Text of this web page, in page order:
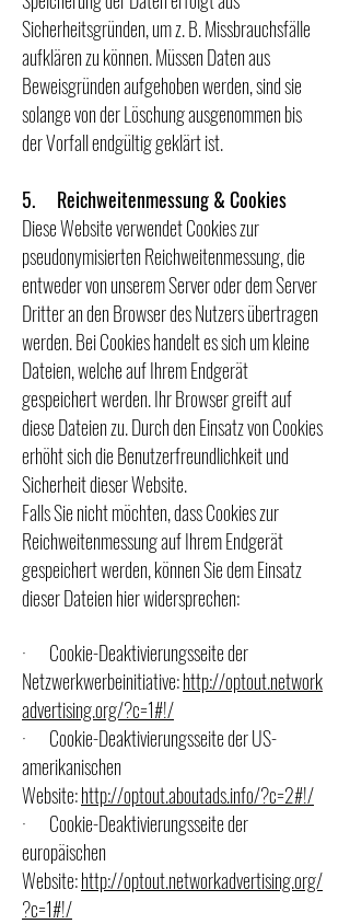
Sicherheitsgründen, um z. B. Missbrauchsfälle
aufklären zu können. Müssen Daten aus
Beweisgründen aufgehoben werden, sind sie
solange von der Löschung ausgenommen bis
der Vorfall endgültig geklärt ist.
5. Reichweitenmessung & Cookies
Diese Website verwendet Cookies zur
pseudonymisierten Reichweitenmessung, die
entweder von unserem Server oder dem Server
Dritter an den Browser des Nutzers übertragen
werden. Bei Cookies handelt es sich um kleine
Dateien, welche auf Ihrem Endgerät
gespeichert werden. Ihr Browser greift auf
diese Dateien zu. Durch den Einsatz von Cookies
erhöht sich die Benutzerfreundlichkeit und
Sicherheit dieser Website.
Falls Sie nicht möchten, dass Cookies zur
Reichweitenmessung auf Ihrem Endgerät
gespeichert werden, können Sie dem Einsatz
dieser Dateien hier widersprechen:
· Cookie-Deaktivierungsseite der
Netzwerkwerbeinitiative:http://optout.network
advertising.org/?c=1#!/
· Cookie-Deaktivierungsseite der US-
amerikanischen
Website:http://optout.aboutads.info/?c=2#!/
· Cookie-Deaktivierungsseite der
europäischen
Website:http://optout.networkadvertising.org/
?c=1#!/